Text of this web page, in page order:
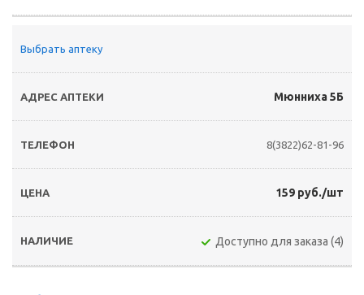
Выбрать аптеку
Мюнниха 5Б
8(3822)62-81-96
159 руб./шт
Доступно для заказа (4)